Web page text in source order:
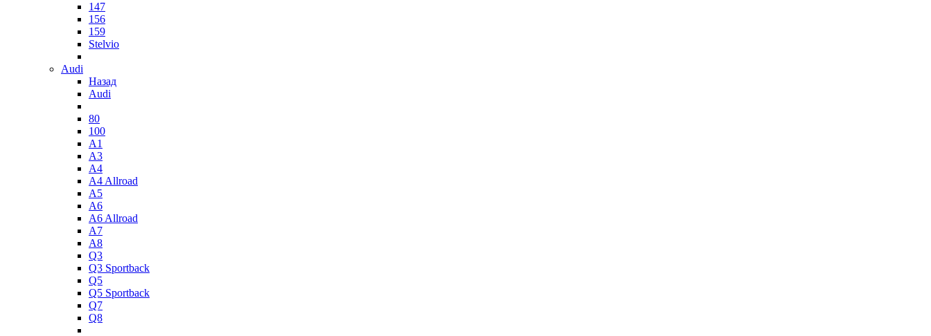
147
156
159
Stelvio
Audi
Назад
Audi
80
100
A1
A3
A4
A4 Allroad
A5
A6
A6 Allroad
A7
A8
Q3
Q3 Sportback
Q5
Q5 Sportback
Q7
Q8